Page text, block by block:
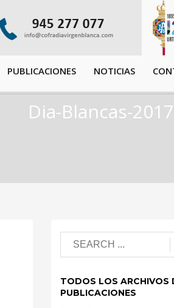
PUBLICACIONES NOTICIAS
Dia-Blancas-
TODOS LOS ARCHIVOS
PUBLICACIONES